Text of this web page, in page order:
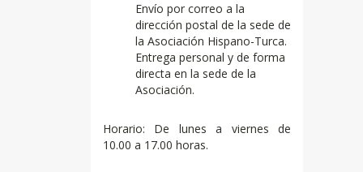
Envío por correo a la
dirección postal de la sede de
la Asociación Hispano-Turca.
Entrega personal y de forma
directa en la sede de la
Asociación.
Horario: De lunes a viernes de
10.00 a 17.00 horas.